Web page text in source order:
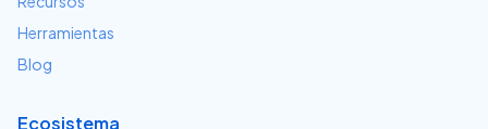
Herramientas
Blog
Ecosistema